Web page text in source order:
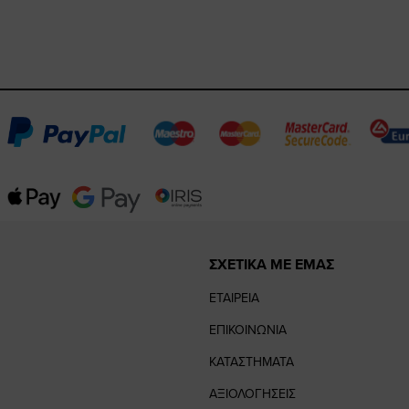
ΣΧΕΤΙΚΑ ΜΕ ΕΜΑΣ
ΕΤΑΙΡΕΙΑ
ΕΠΙΚΟΙΝΩΝΙΑ
ΚΑΤΑΣΤΗΜΑΤΑ
ΑΞΙΟΛΟΓΗΣΕΙΣ